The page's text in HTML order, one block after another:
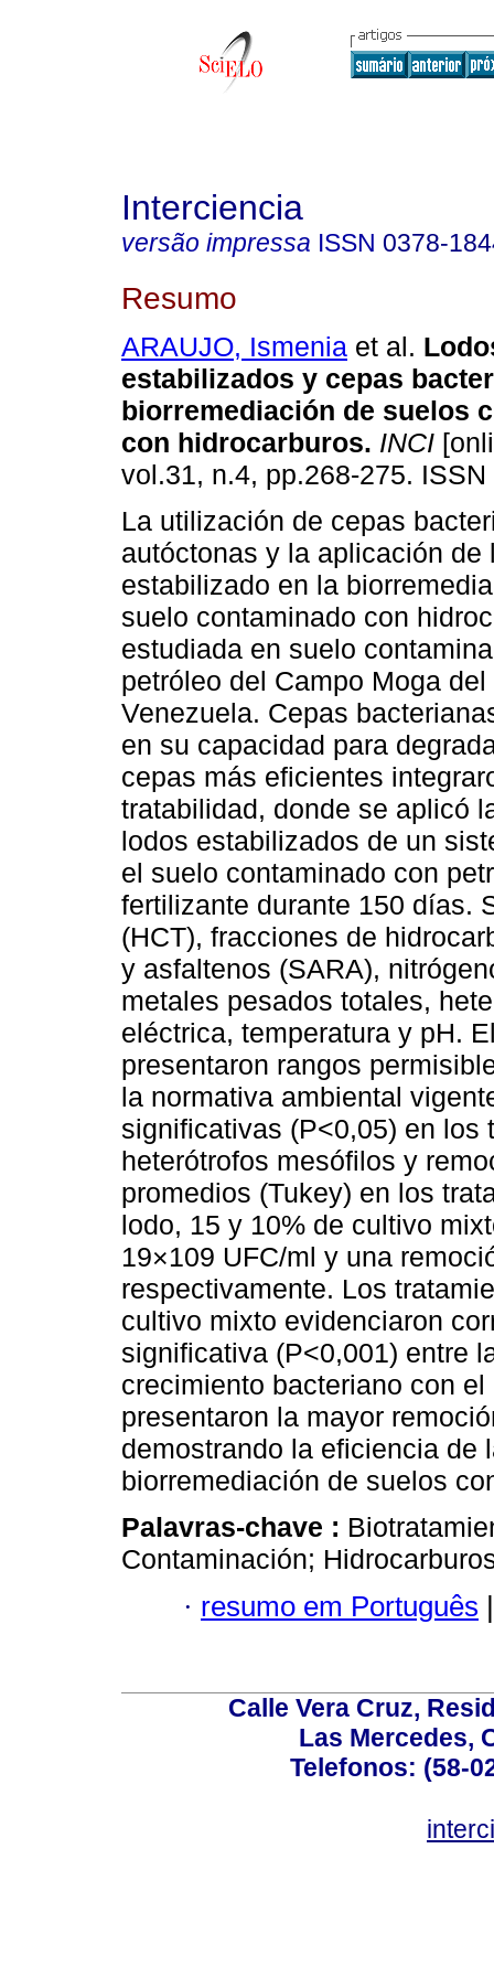
Interciencia
versão impressa ISSN 0378-
Resumo
ARAUJO, Ismenia et al.
estabilizados y cepas
biorremediación de suelos
con hidrocarburos. INCI
vol.31, n.4, pp.268-275.
La utilización de cepas
autóctonas y la aplicación de
estabilizado en la
suelo contaminado con
estudiada en suelo
petróleo del Campo Moga
Venezuela. Cepas
en su capacidad para
cepas más eficientes
tratabilidad, donde se aplicó
lodos estabilizados de un
el suelo contaminado con
fertilizante durante 150 días.
(HCT), fracciones de
y asfaltenos (SARA),
metales pesados totales,
eléctrica, temperatura y pH.
presentaron rangos
la normativa ambiental
significativas (P<0,05) en los
heterótrofos mesófilos y
promedios (Tukey) en los
lodo, 15 y 10% de cultivo
19×109 UFC/ml y una
respectivamente. Los
cultivo mixto evidenciaron
significativa (P<0,001) entre
crecimiento bacteriano con
presentaron la mayor
demostrando la eficiencia de
biorremediación de suelos
Palavras-chave :
Contaminación;
· resumo em Português |
Calle Vera Cruz,
Las Mercedes,
Telefonos: (58-